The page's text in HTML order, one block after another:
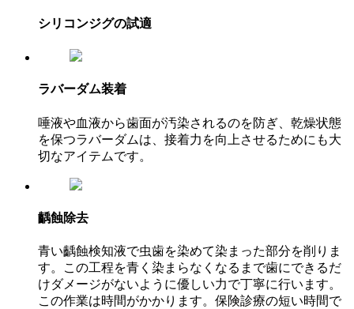
シリコンジグの試適
ラバーダム装着
唾液や血液から歯面が汚染されるのを防ぎ、乾燥状態
を保つラバーダムは、接着力を向上させるためにも大
切なアイテムです。
齲蝕除去
青い齲蝕検知液で虫歯を染めて染まった部分を削りま
す。この工程を青く染まらなくなるまで歯にできるだ
けダメージがないように優しい力で丁寧に行います。
この作業は時間がかかります。保険診療の短い時間で